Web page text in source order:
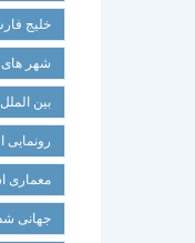
خلیج
شهر های
بین الملل
رونمایی
معماری
جهانی